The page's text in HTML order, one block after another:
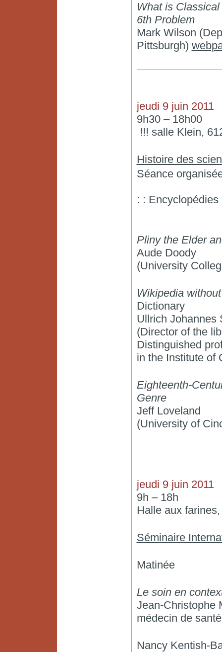
What is
6th Problem
Mark Wilson
Pittsburgh)
jeudi 9 juin 2011
9h30 – 18h00
!!! salle Klein,
Histoire des
Séance
: :
Pliny the Elder
Aude Doody
(University
Wikipedia
Dictionary
Ullrich Johannes
(Director of the
Distinguished
in the Institute of
Eighteenth-
Genre
Jeff Loveland
(University of
jeudi 9 juin 2011
9h – 18h
Halle aux
Séminaire
Matinée
Le soin en
Jean-Christophe
médecin de
Nancy Kentish-